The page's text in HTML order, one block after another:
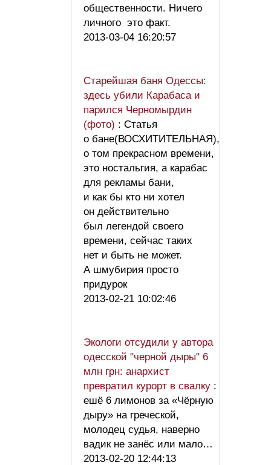
общественности. Ничего
личного это факт.
2013-03-04 16:20:57
Старейшая баня Одессы:
здесь убили Карабаса и
парился Черномырдин
(фото) : Статья
о бане(ВОСХИТИТЕЛЬНАЯ),
о том прекрасном времени,
это ностальгия, а карабас
для рекламы бани,
и как бы кто ни хотел
он действительно
был легендой своего
времени, сейчас таких
нет и быть не может.
А шмубирия просто
придурок
2013-02-21 10:02:46
Экологи отсудили у автора
одесской "черной дыры" 6
млн грн: анархист
превратил курорт в свалку :
ешё 6 лимонов за «Чёрную
дыру» на греческой,
молодец судья, наверно
вадик не занёс или мало…
2013-02-20 12:44:13